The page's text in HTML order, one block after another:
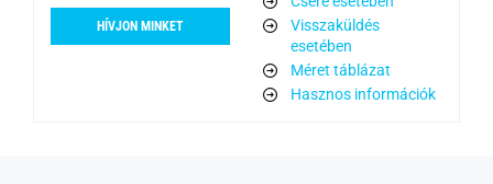
HÍVJON MINKET
Visszaküldés
esetében
Méret táblázat
Hasznos információk